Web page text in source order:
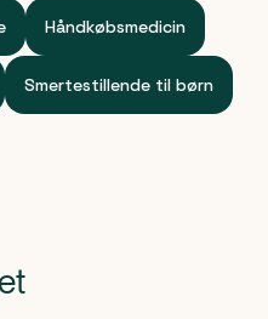
Håndkøbsmedicin
Smertestillende til børn